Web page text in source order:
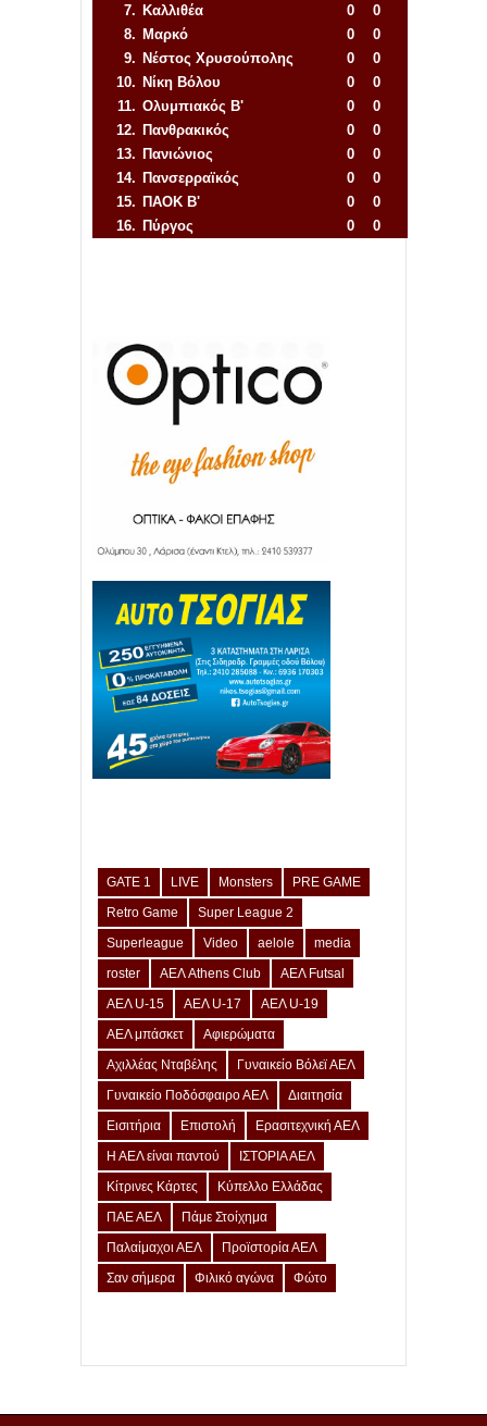
7. Καλλιθέα 0
0
8. Μαρκό 0
0
9. Νέστος Χρυσούπολης 0
0
10. Νίκη Βόλου 0
0
11. Ολυμπιακός Β' 0
0
12. Πανθρακικός 0
0
13. Πανιώνιος 0
0
14. Πανσερραϊκός 0
0
15. ΠΑΟΚ Β' 0
0
16. Πύργος 0
0
GATE 1 LIVE Monsters
PRE GAME
Retro Game
Super League 2
Superleague
Video aelole
media
roster
ΑΕΛ Athens Club
ΑΕΛ Futsal
ΑΕΛ U-15
ΑΕΛ U-17
ΑΕΛ U-19
ΑΕΛ μπάσκετ
Αφιερώματα
Αχιλλέας Νταβέλης
Γυναικείο Βόλεϊ ΑΕΛ
Γυναικείο Ποδόσφαιρο ΑΕΛ
Διαιτησία
Εισιτήρια
Επιστολή
Ερασιτεχνική ΑΕΛ
Η ΑΕΛ είναι παντού
ΙΣΤΟΡΙΑ ΑΕΛ
Κίτρινες Κάρτες
Κύπελλο Ελλάδας
ΠΑΕ ΑΕΛ
Πάμε Στοίχημα
Παλαίμαχοι ΑΕΛ
Προϊστορία ΑΕΛ
Σαν σήμερα
Φιλικό αγώνα Φώτο